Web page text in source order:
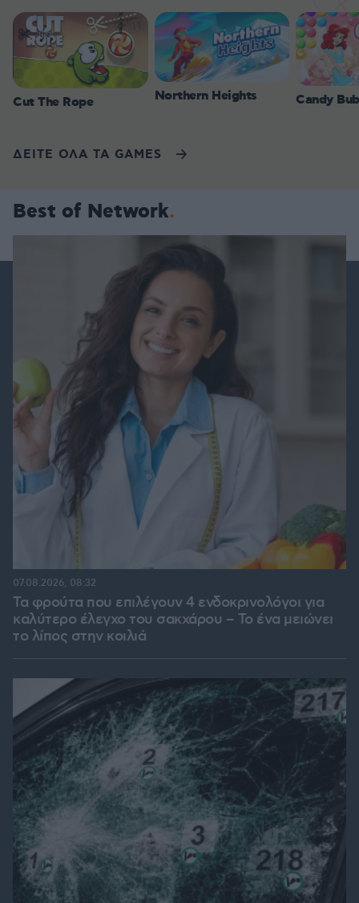
Cut The Rope Northern Heights Candy
ΔΕΙΤΕ ΟΛΑ ΤΑ GAMES
Best of Network
Τα φρούτα που επιλέγουν 4 ενδοκρινολόγοι για
καλύτερο έλεγχο του σακχάρου – Το ένα μειώνει
το λίπος στην κοιλιά
07.08.2026, 08:32